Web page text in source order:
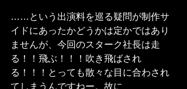
……という出演料を巡る疑問が制作サ
イドにあったかどうかは定かではあり
ませんが、今回のスターク社長は走
る！！飛ぶ！！！吹き飛ばされ
る！！！とっても散々な目に合わされ
てしまうんですねー。故に